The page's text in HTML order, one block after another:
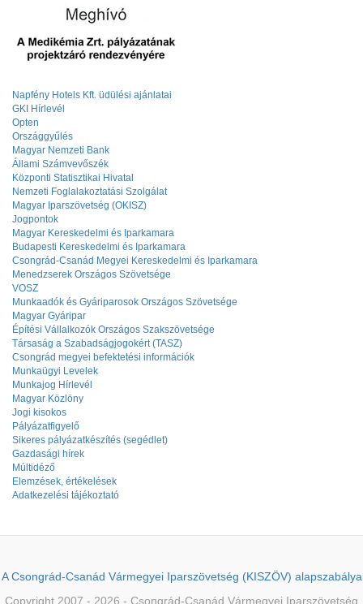
Napfény Hotels Kft. üdülési ajánlatai
GKI Hírlevél
Opten
Országgyűlés
Magyar Nemzeti Bank
Állami Számvevőszék
Központi Statisztikai Hivatal
Nemzeti Foglalakoztatási Szolgálat
Magyar Iparszövetség (OKISZ)
Jogpontok
Magyar Kereskedelmi és Iparkamara
Budapesti Kereskedelmi és Iparkamara
Csongrád-Csanád Megyei Kereskedelmi és Iparkamara
Menedzserek Országos Szövetsége
VOSZ
Munkaadók és Gyáriparosok Országos Szövetsége
Magyar Gyáripar
Építési Vállalkozók Országos Szakszövetsége
Társaság a Szabadságjogokért (TASZ)
Csongrád megyei befektetési információk
Munkaügyi Levelek
Munkajog Hírlevél
Magyar Közlöny
Jogi kisokos
Pályázatfigyelő
Sikeres pályázatkészítés (segédlet)
Gazdasági hírek
Múltidéző
Elemzések, értékelések
Adatkezelési tájékoztató
A Csongrád-Csanád Vármegyei Iparszövetség (KISZÖV) alapszabálya
Copyright 2007 - 2026 - Csongrád-Csanád Vármegyei Iparszövetség